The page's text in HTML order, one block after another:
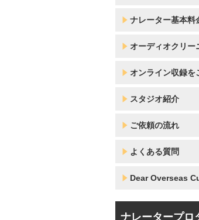
ナレーター基本料
オーディオクリー
オンライン収録を
スタジオ紹介
ご依頼の流れ
よくある質問
Dear Overseas
ナレータープロ